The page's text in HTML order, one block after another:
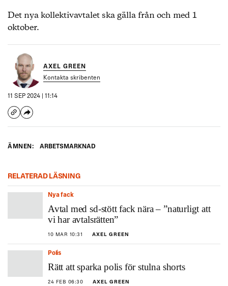
Det nya kollektivavtalet ska gälla från och med 1
oktober.
AXEL GREEN
Kontakta skribenten
11 SEP 2024 | 11:14
ÄMNEN: ARBETSMARKNAD
RELATERAD LÄSNING
Nya fack
Avtal med sd-stött fack nära – ”naturligt att
vi har avtalsrätten”
10 MAR 10:31 AXEL GREEN
Polis
Rätt att sparka polis för stulna shorts
24 FEB 06:30 AXEL GREEN